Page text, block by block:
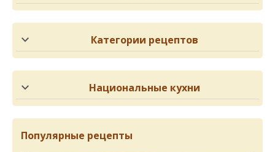
Категории рецептов
Национальные кухни
Популярные рецепты